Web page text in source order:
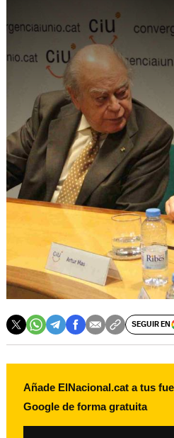
SEGUIR EN
Añade ElNacional.cat a tus
Google de forma gratuita